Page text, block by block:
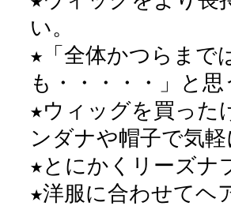
い。
★「全体かつらまで
も・・・・・」と
★ウィッグを買った
ンダナや帽子で気
★とにかくリーズナ
★洋服に合わせてヘ